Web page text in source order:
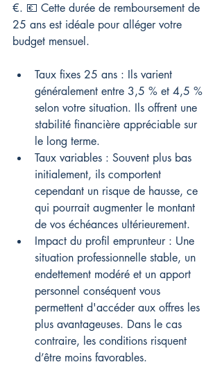
€. 💶 Cette durée de remboursement de
25 ans est idéale pour alléger votre
budget mensuel.
Taux fixes 25 ans : Ils varient
généralement entre 3,5 % et 4,5 %
selon votre situation. Ils offrent une
stabilité financière appréciable sur
le long terme.
Taux variables : Souvent plus bas
initialement, ils comportent
cependant un risque de hausse, ce
qui pourrait augmenter le montant
de vos échéances ultérieurement.
Impact du profil emprunteur : Une
situation professionnelle stable, un
endettement modéré et un apport
personnel conséquent vous
permettent d'accéder aux offres les
plus avantageuses. Dans le cas
contraire, les conditions risquent
d’être moins favorables.